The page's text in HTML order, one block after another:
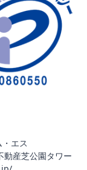
エス
産芝公園タワー